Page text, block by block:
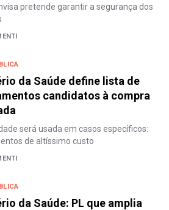
pretende garantir a segurança dos
da Saúde define lista de
candidatos à compra
será usada em casos específicos:
de altíssimo custo
da Saúde: PL que amplia